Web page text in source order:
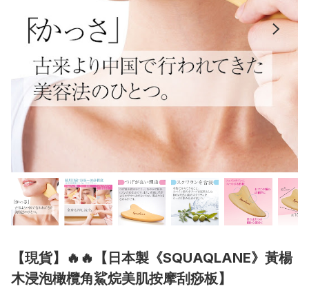
【現貨】🔥🔥【日本製《SQUAQLANE》黃楊
木浸泡橄欖角鯊烷美肌按摩刮痧板】